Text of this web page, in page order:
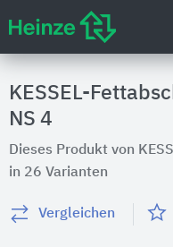
KESSEL-
NS 4
Dieses Produkt von
in 26 Varianten
Vergleichen